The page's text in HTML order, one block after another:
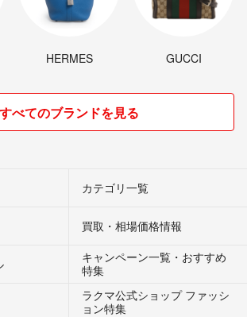
HERMES GUCCI
すべてのブランドを見る
カテゴリ一覧
買取・相場価格情報
キャンペーン一覧・おすすめ
特集
ラクマ公式ショップ ファッシ
ョン特集